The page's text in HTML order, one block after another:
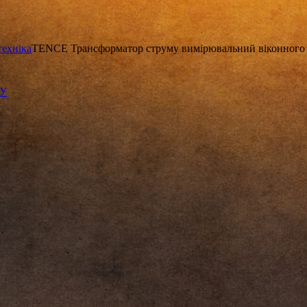
TENCE Трансформатор струму вимірювальний